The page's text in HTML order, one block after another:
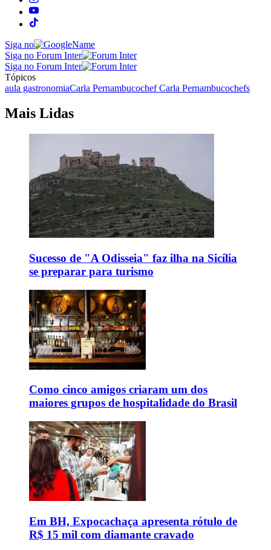
Siga no
Siga no Forum Inter
Siga no Forum Inter
Tópicos
aula gastronomiaCarla Pernambucochef Carla Pernambucochefs
Mais Lidas
Sucesso de "A Odisseia" faz ilha na Sicília
se preparar para turismo
Como cinco amigos criaram um dos
maiores grupos de hospitalidade do Brasil
Em BH, Expocachaça apresenta rótulo de
R$ 15 mil com diamante cravado